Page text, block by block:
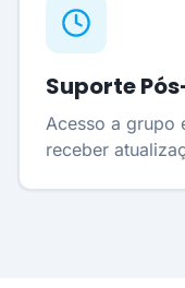
Suporte
Acesso a grupo
receber